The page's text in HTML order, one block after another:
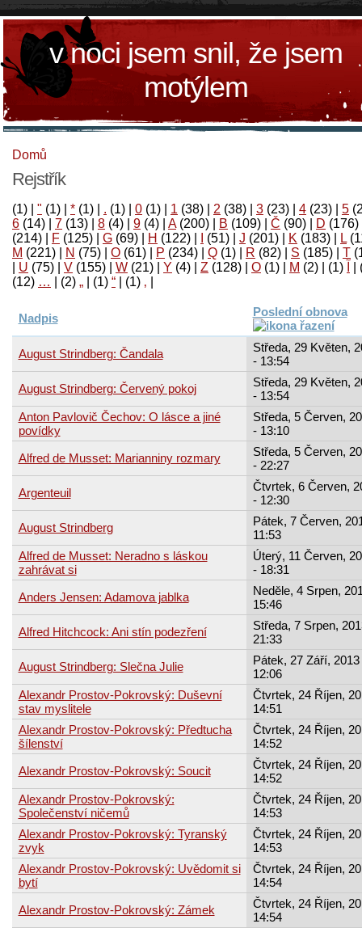
v noci jsem snil, že jsem
motýlem
Domů
Rejstřík
(1) " (1) * (1) . (1) 0 (1) 1 (38) 2 (38) 3 (23) 4 (23) 5
6 (14) 7 (13) 8 (4) 9 (4) A(200) B (109) Č (90) D (176)
(214)
F (125) G (69) H (122) (51) J (201) K (183) L
M (221) N (75) O (61) P (234) Q (1) R (82) S (185) T
U (75) V (155) W (21) Y (4) Z (128) Ο (1) М (2)
(1)
‚
(1)
“
(1)
„
(2)
…
(12)
Nadpis Poslední obnova
August Strindberg: Čandala
Středa, 29 Květen,
- 13:54
August Strindberg: Červený pokoj
Středa, 29 Květen,
- 13:54
Anton Pavlovič Čechov: O lásce a jiné
povídky
Středa, 5 Červen,
- 13:10
Alfred de Musset: Marianniny rozmary
Středa, 5 Červen,
- 22:27
Argenteuil
Čtvrtek, 6 Červen,
- 12:30
August Strindberg
Pátek, 7 Červen,
11:53
Alfred de Musset: Neradno s láskou
zahrávat si
Úterý, 11 Červen,
- 18:31
Anders Jensen: Adamova jablka
Neděle, 4 Srpen,
15:46
Alfred Hitchcock: Ani stín podezření
Středa, 7 Srpen,
21:33
August Strindberg: Slečna Julie
Pátek, 27 Září, 2013
12:06
Alexandr Prostov-Pokrovský: Duševní
stav myslitele
Čtvrtek, 24 Říjen,
14:51
Alexandr Prostov-Pokrovský: Předtucha
šílenství
Čtvrtek, 24 Říjen,
14:52
Alexandr Prostov-Pokrovský: Soucit
Čtvrtek, 24 Říjen,
14:52
Alexandr Prostov-Pokrovský:
Společenství ničemů
Čtvrtek, 24 Říjen,
14:53
Alexandr Prostov-Pokrovský: Tyranský
zvyk
Čtvrtek, 24 Říjen,
14:53
Alexandr Prostov-Pokrovský: Uvědomit si
bytí
Čtvrtek, 24 Říjen,
14:54
Alexandr Prostov-Pokrovský: Zámek
Čtvrtek, 24 Říjen,
14:54